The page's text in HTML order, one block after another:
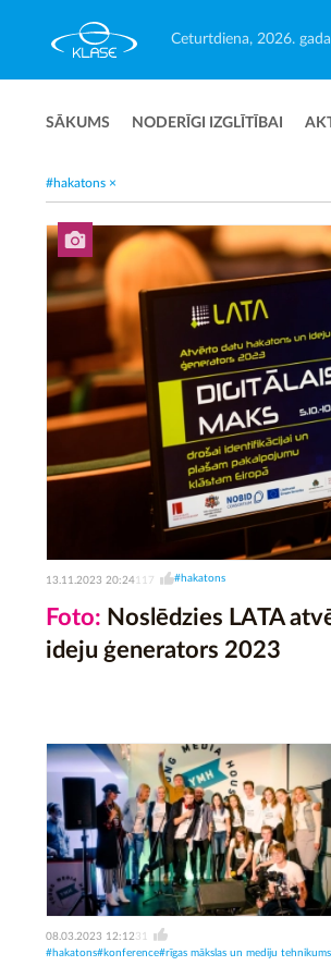
Ceturtdiena, 2026.
SĀKUMS NODERĪGI IZGLĪTĪBAI
#hakatons ×
13.11.2023 20:24117 #hakatons
Foto: Noslēdzies LATA
ideju ģenerators 2023
08.03.2023 12:12 31
#hakatons#konference#rīgas mākslas un mediju tehnikums